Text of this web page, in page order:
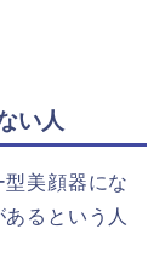
い人
美顔器にな
るという人